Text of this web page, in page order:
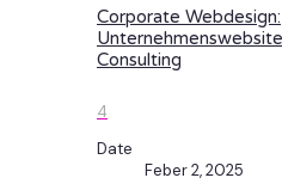
Corporate Webdesign:
Consulting
4
Date
Feber 2, 2025